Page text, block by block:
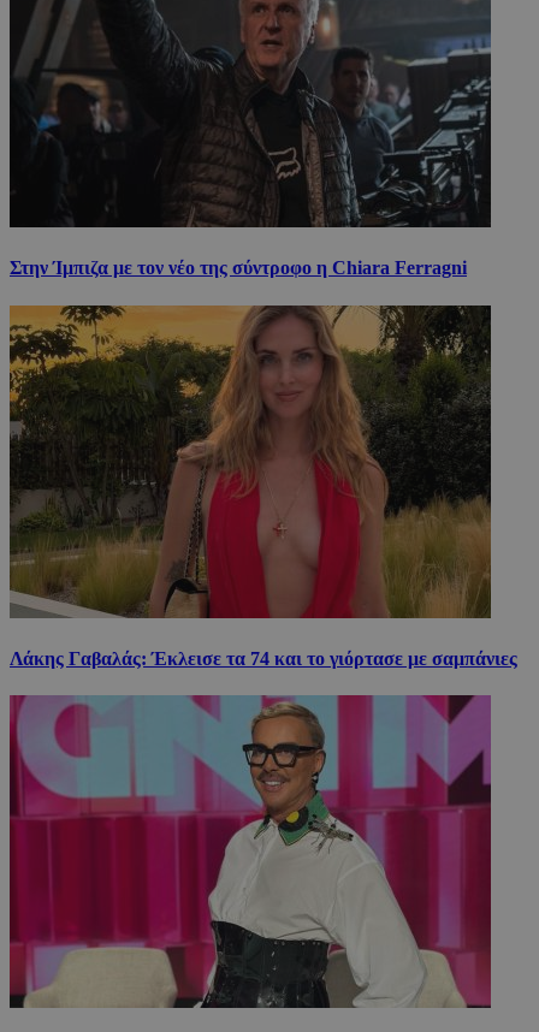
Στην Ίμπιζα με τον νέο της σύντροφο η Chiara Ferragni
Λάκης Γαβαλάς: Έκλεισε τα 74 και το γιόρτασε με σαμπάνιες